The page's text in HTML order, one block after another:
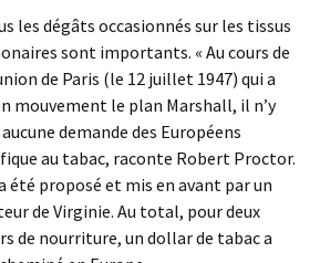
les dégâts occasionnés sur les tissus
sont importants. « Au cours de
de Paris (le 12 juillet 1947) qui a
mouvement le plan Marshall, il n’y
demande des Européens
au tabac, raconte Robert Proctor.
été proposé et mis en avant par un
de Virginie. Au total, pour deux
de nourriture, un dollar de tabac a